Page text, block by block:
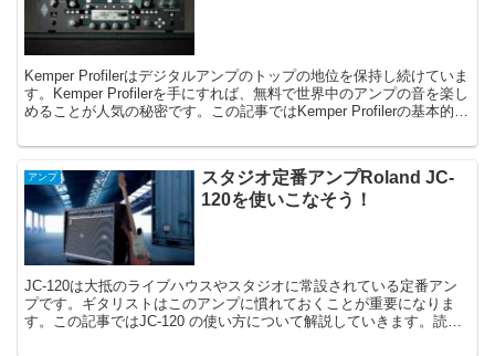
Kemper Profilerはデジタルアンプのトップの地位を保持し続けていま
す。Kemper Profilerを手にすれば、無料で世界中のアンプの音を楽し
めることが人気の秘密です。この記事ではKemper Profilerの基本的な
アンプ
スタジオ定番アンプRoland JC-
120を使いこなそう！
JC-120は大抵のライブハウスやスタジオに常設されている定番アン
プです。ギタリストはこのアンプに慣れておくことが重要になりま
す。この記事ではJC-120 の使い方について解説していきます。読む